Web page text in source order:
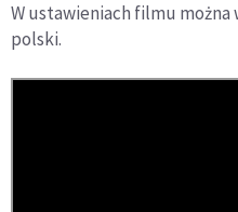
W ustawieniach filmu można
polski.